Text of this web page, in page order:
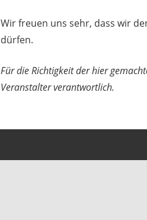
Wir freuen uns sehr, dass wir
dürfen.
Für die Richtigkeit der hier
Veranstalter verantwortlich.